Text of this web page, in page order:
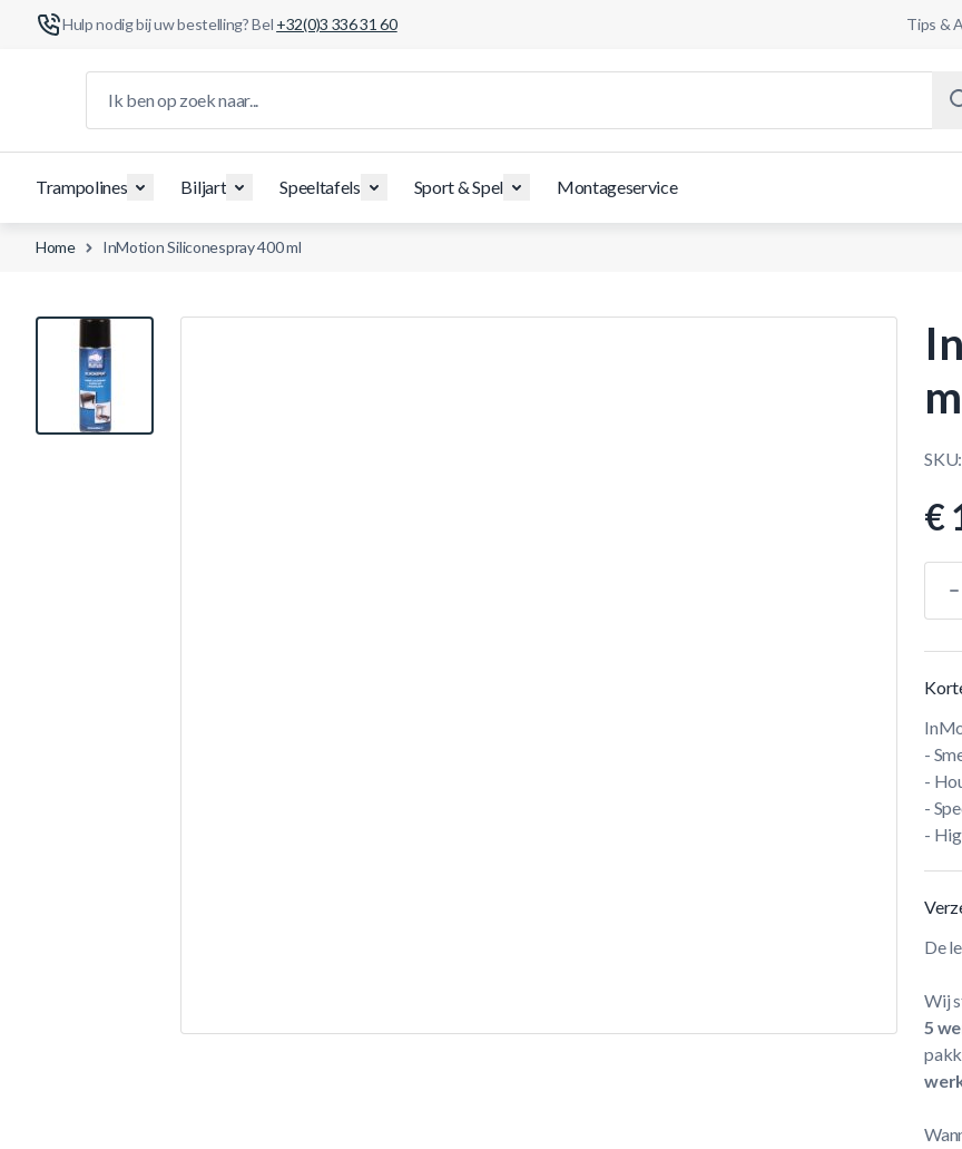
Hulp nodig bij uw bestelling? Bel +32(0)3 336 31 60 Tips &
Trampolines Biljart Speeltafels Sport & Spel Montageservice
Home InMotion Siliconespray 400 ml
View larger image
SKU:
€
-
-
-
-
De
Wij
5